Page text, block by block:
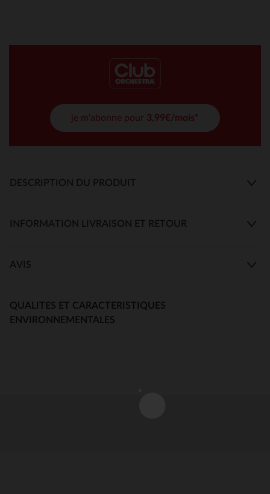
je m'abonne pour 3,99€/mois*
DESCRIPTION DU PRODUIT
INFORMATION LIVRAISON ET RETOUR
AVIS
QUALITES ET CARACTERISTIQUES
ENVIRONNEMENTALES